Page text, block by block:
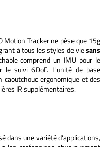
Motion Tracker ne pèse que 15g
à tous les styles de viesans
comprend un IMU pour le
suivi 6DoF. L'unité de base
caoutchouc ergonomique et des
IR supplémentaires.
dans une variété d'applications,